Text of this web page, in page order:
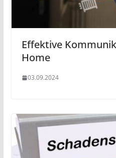
Effektive
Home
03.09.2024